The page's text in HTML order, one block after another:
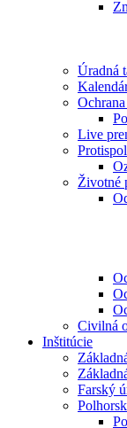
Úradná
Live
Životné
Civilná
Inštitúcie
Farský